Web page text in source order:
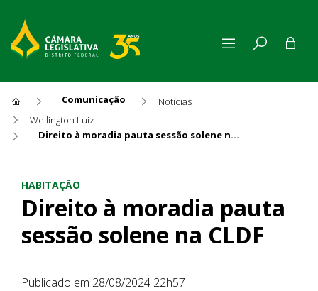
Comunicação
Notícias
Wellington Luiz
Direito à moradia pauta sessão solene na CLDF
HABITAÇÃO
Direito à moradia pauta
sessão solene na CLDF
Publicado em 28/08/2024 22h57